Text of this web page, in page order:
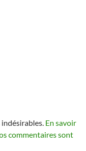
En savoir
commentaires sont